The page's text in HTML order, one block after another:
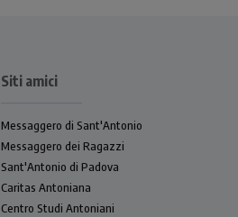
Siti amici
Messaggero di Sant'Antonio
Messaggero dei Ragazzi
Sant'Antonio di Padova
Caritas Antoniana
Centro Studi Antoniani